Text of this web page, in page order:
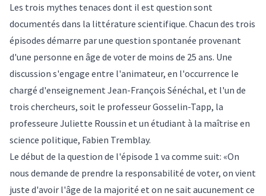
Les trois mythes tenaces dont il est question sont
documentés dans la littérature scientifique. Chacun des trois
épisodes démarre par une question spontanée provenant
d'une personne en âge de voter de moins de 25 ans. Une
discussion s'engage entre l'animateur, en l'occurrence le
chargé d'enseignement Jean-François Sénéchal, et l'un de
trois chercheurs, soit le professeur Gosselin-Tapp, la
professeure Juliette Roussin et un étudiant à la maîtrise en
science politique, Fabien Tremblay.
Le début de la question de l'épisode 1 va comme suit: «On
nous demande de prendre la responsabilité de voter, on vient
juste d'avoir l'âge de la majorité et on ne sait aucunement ce